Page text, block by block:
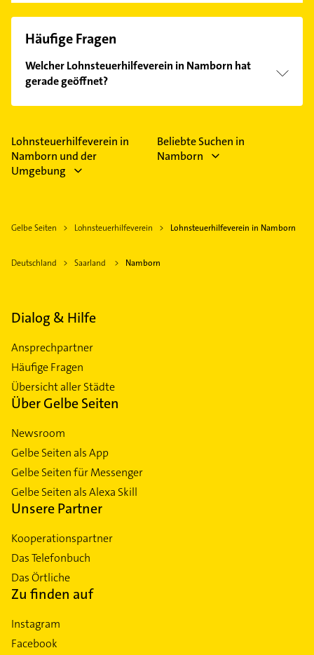
Häufige Fragen
Welcher Lohnsteuerhilfeverein in Namborn hat
gerade geöffnet?
Im Anbieter-Bereich finden Sie alleÖffnungszeiten.
Feiertagen abweichen können.
Lohnsteuerhilfeverein in
Namborn und der
Umgebung
Beliebte Suchen in
Namborn
Gelbe Seiten Lohnsteuerhilfeverein Lohnsteuerhilfeverein in Namborn
Deutschland Saarland Namborn
Dialog & Hilfe
Ansprechpartner
Häufige Fragen
Übersicht aller Städte
Über Gelbe Seiten
Newsroom
Gelbe Seiten als App
Gelbe Seiten für Messenger
Gelbe Seiten als Alexa Skill
Unsere Partner
Kooperationspartner
Das Telefonbuch
Das Örtliche
Zu finden auf
Instagram
Facebook